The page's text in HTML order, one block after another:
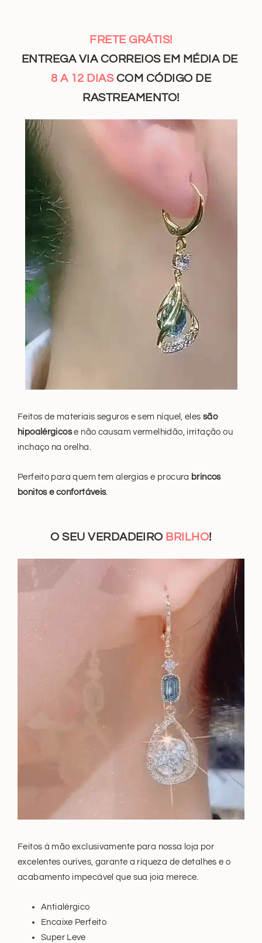
FRETE GRÁTIS!
ENTREGA VIA CORREIOS EM MÉDIA DE
8 A 12 DIAS COM CÓDIGO DE
RASTREAMENTO!
Feitos de materiais seguros e sem níquel, eles são
hipoalérgicose não causam vermelhidão, irritação ou
inchaço na orelha.
Perfeito para quem tem alergias e procura brincos
bonitos e confortáveis.
O SEU VERDADEIRO BRILHO!
Feitos à mão exclusivamente para nossa loja por
excelentes ourives, garante a riqueza de detalhes e o
acabamento impecável que sua joia merece.
Antialérgico
Encaixe Perfeito
Super Leve